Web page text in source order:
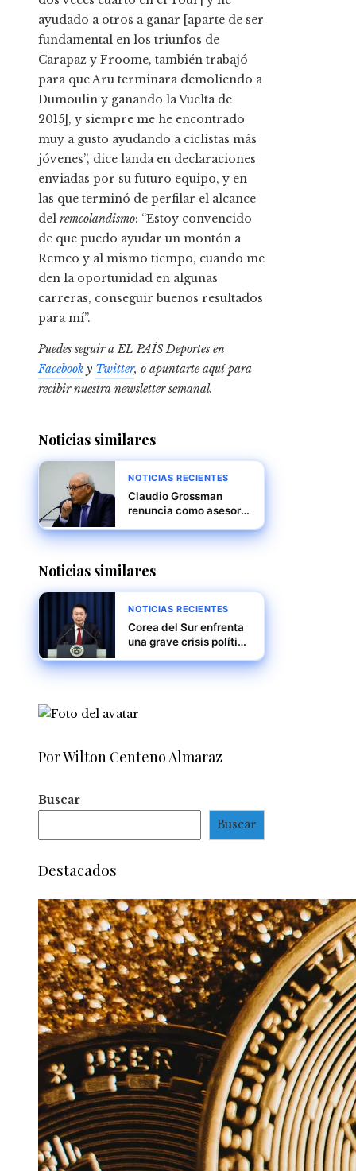
ayudado a otros a ganar [aparte de ser
fundamental en los triunfos de
Carapaz y Froome, también trabajó
para que Aru terminara demoliendo a
Dumoulin y ganando la Vuelta de
2015], y siempre me he encontrado
muy a gusto ayudando a ciclistas más
jóvenes”, dice landa en declaraciones
enviadas por su futuro equipo, y en
las que terminó de perfilar el alcance
del remcolandismo: “Estoy convencido
de que puedo ayudar un montón a
Remco y al mismo tiempo, cuando me
den la oportunidad en algunas
carreras, conseguir buenos resultados
para mí”.
Puedes seguir a EL PAÍS Deportes en
Facebook y Twitter, o apuntarte aquí para
recibirnuestra newsletter semanal.
Noticias similares
NOTICIAS RECIENTES
Claudio Grossman
renuncia como asesor
Internacional por
investigación sobre
Noticias similares
NOTICIAS RECIENTES
Corea del Sur enfrenta
una grave crisis política
encara juicio político y
Por Wilton Centeno Almaraz
Buscar
Buscar
Destacados